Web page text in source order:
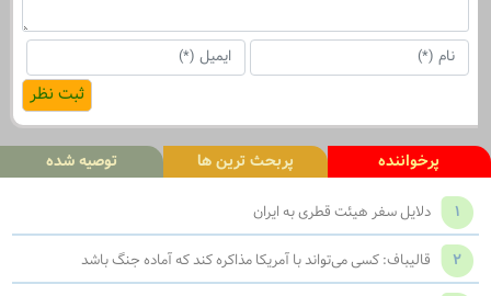
پرخواننده پربحث ترین ها توصیه شده
1 دلایل سفر هیئت قطری به ایران
2 قالیباف: کسی می‌تواند با آمریکا مذاکره کند که آماده جنگ باشد